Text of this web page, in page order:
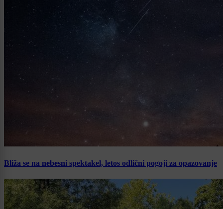
Bliža se na nebesni spektakel, letos odlični pogoji za opazovanje